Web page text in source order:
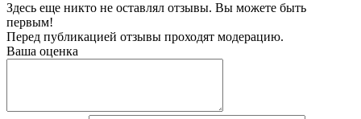
Здесь еще никто не оставлял отзывы. Вы можете быть
первым!
Перед публикацией отзывы проходят модерацию.
Ваша оценка